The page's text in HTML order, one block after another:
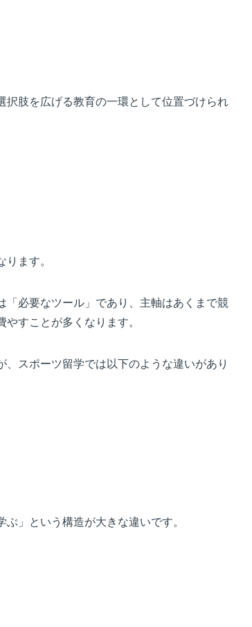
肢を広げる教育の一環として位置づけられ
ます。
必要なツール」であり、主軸はあくまで競
すことが多くなります。
スポーツ留学では以下のような違いがあり
」という構造が大きな違いです。